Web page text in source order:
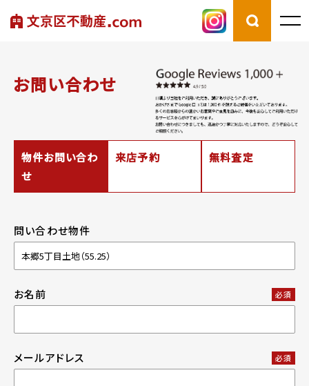
お問い合わせ
物件お問い合わ
せ
来店予約 無料査定
問い合わせ物件
お名前 必須
メールアドレス 必須